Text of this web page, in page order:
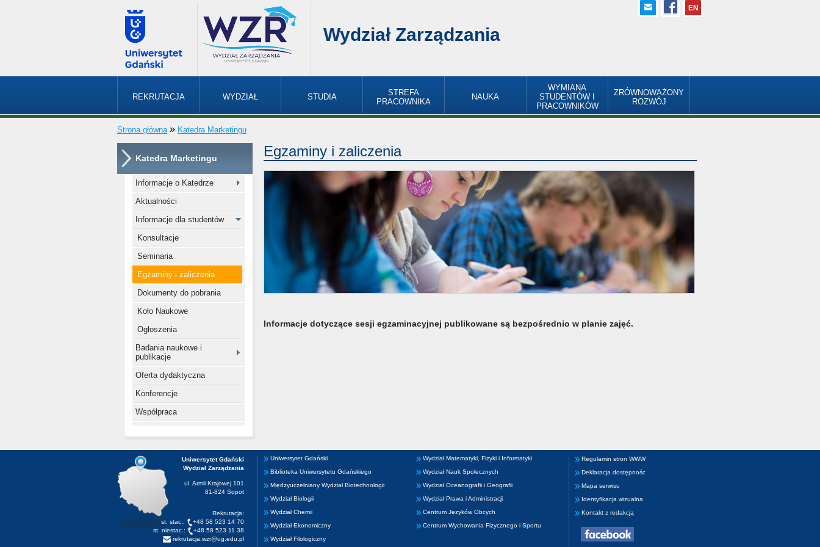
Wydział Zarządzania
EN
REKRUTACJA WYDZIAŁ STUDIA
STREFA
PRACOWNIKA
NAUKA
WYMIANA
STUDENTÓW I
PRACOWNIKÓW
ZRÓWNOWAŻONY
ROZWÓJ
Strona główna » Katedra Marketingu
Katedra Marketingu
Informacje o Katedrze
Aktualności
Informacje dla studentów
Konsultacje
Seminaria
Egzaminy i zaliczenia
Dokumenty do pobrania
Koło Naukowe
Ogłoszenia
Badania naukowe i
publikacje
Oferta dydaktyczna
Konferencje
Współpraca
Egzaminy i zaliczenia
Informacje dotyczące sesji egzaminacyjnej publikowane są bezpośrednio w planie zajęć.
Uniwersytet Gdański
Wydział Zarządzania
ul. Armii Krajowej 101
81-824 Sopot
Rekrutacja:
st. stac.:
+48 58 523 14 70
st. niestac.:
+48 58 523 11 38
rekrutacja.wzr@ug.edu.pl
Uniwersytet Gdański
Biblioteka Uniwersytetu Gdańskiego
Międzyuczelniany Wydział Biotechnologii
Wydział Biologii
Wydział Chemii
Wydział Ekonomiczny
Wydział Filologiczny
Wydział Matematyki, Fizyki i Informatyki
Wydział Nauk Społecznych
Wydział Oceanografii i Geografii
Wydział Prawa i Administracji
Centrum Języków Obcych
Centrum Wychowania Fizycznego i Sportu
Regulamin stron WWW
Deklaracja dostępnośc
Mapa serwisu
Identyfikacja wizualna
Kontakt z redakcją